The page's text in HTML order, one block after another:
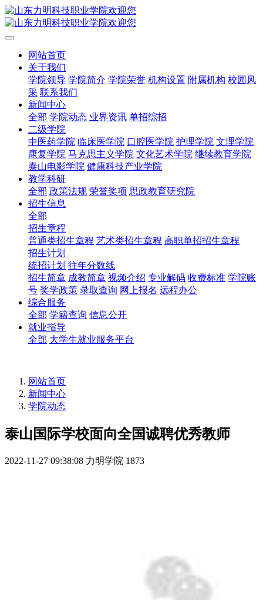
网站首页
关于我们
学院领导 学院简介 学院荣誉 机构设置 附属机构 校园风
采 联系我们
新闻中心
全部 学院动态 业界资讯 单招综招
二级学院
中医药学院 临床医学院 口腔医学院 护理学院 文理学院
康复学院 马克思主义学院 文化艺术学院 继续教育学院
泰山电影学院 健康科技产业学院
教学科研
全部 政策法规 荣誉奖项 思政教育研究院
招生信息
全部
招生章程
普通类招生章程 艺术类招生章程 高职单招招生章程
招生计划
统招计划 往年分数线
招生简章 成教简章 视频介绍 专业解码 收费标准 学院账
号 奖学政策 录取查询 网上报名 远程办公
综合服务
全部 学籍查询 信息公开
就业指导
全部 大学生就业服务平台
网站首页
新闻中心
学院动态
泰山国际学校面向全国诚聘优秀教师
2022-11-27 09:38:08 力明学院 1873